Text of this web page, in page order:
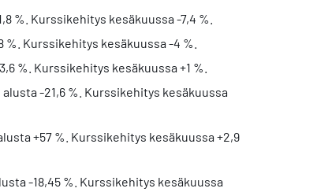
%. Kurssikehitys kesäkuussa -7,4 %.
%. Kurssikehitys kesäkuussa -4 %.
%. Kurssikehitys kesäkuussa +1 %.
-21,6 %. Kurssikehitys kesäkuussa
+57 %. Kurssikehitys kesäkuussa +2,9
-18,45 %. Kurssikehitys kesäkuussa